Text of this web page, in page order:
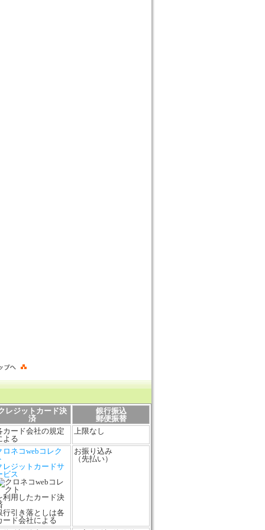
レジットカード決
済
銀行振込
郵便振替
カード会社の規定
よる
上限なし
ロネコwebコレク
レジットカードサ
ビス
利用したカード決
行引き落としは各
ード会社による
お振り込み
（先払い）